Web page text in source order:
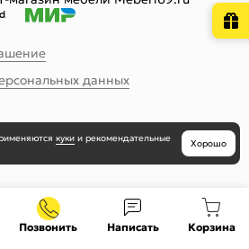
данных
Позвонить Написать Корзина
куки и рекомендательные
Хорошо